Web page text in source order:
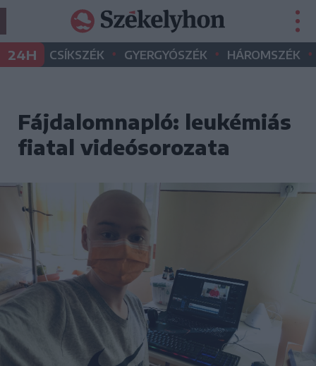
24H CSÍKSZÉK • GYERGYÓSZÉK • HÁROMSZÉK •
Fájdalomnapló: leukémiás
fiatal videósorozata